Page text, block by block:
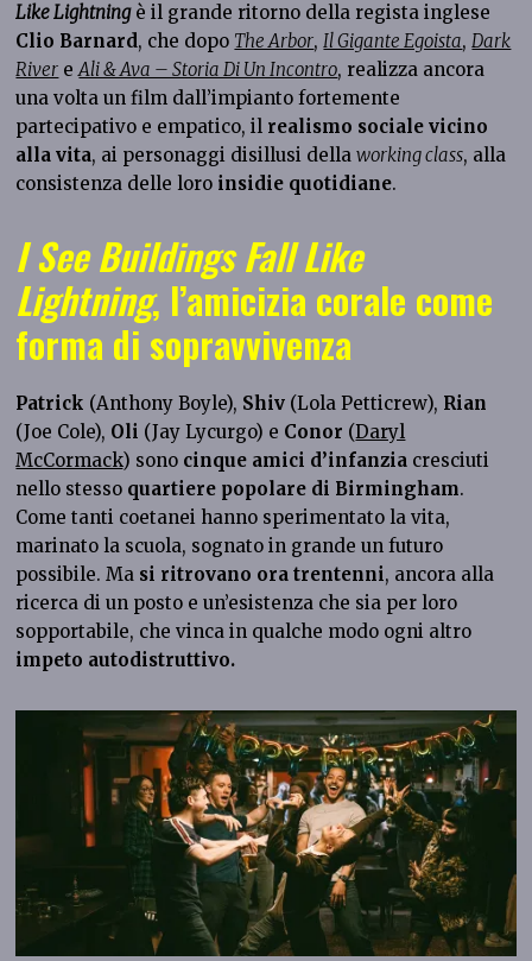
Like Lightningè il grande ritorno della regista inglese
Clio Barnard, che dopo The Arbor,Il Gigante Egoista,Dark
River eAli & Ava – Storia Di Un Incontro, realizza ancora
una volta un film dall’impianto fortemente
partecipativo e empatico, il realismo sociale vicino
alla vita, ai personaggi disillusi dellaworking class, alla
consistenza delle loro insidie quotidiane.
I See Buildings Fall Like
Lightning, l’amicizia corale come
forma di sopravvivenza
Patrick (Anthony Boyle), Shiv (Lola Petticrew), Rian
(Joe Cole), Oli (Jay Lycurgo) e Conor (Daryl
McCormack) sono cinque amici d’infanzia cresciuti
nello stesso quartiere popolare di Birmingham.
Come tanti coetanei hanno sperimentato la vita,
marinato la scuola, sognato in grande un futuro
possibile. Ma si ritrovano ora trentenni, ancora alla
ricerca di un posto e un’esistenza che sia per loro
sopportabile, che vinca in qualche modo ogni altro
impeto autodistruttivo.